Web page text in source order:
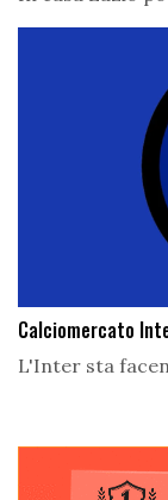
Calciomercato
L'Inter sta